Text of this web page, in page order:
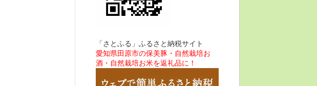
「さとふる」ふるさと納税サイト
愛知県田原市の保美豚・自然栽培お
酒・自然栽培お米を返礼品に！